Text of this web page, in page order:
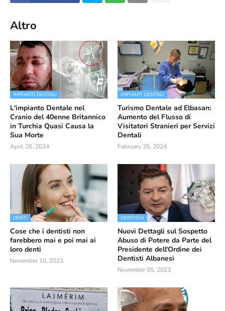
Altro
IMPIANTI DENTALI
L'impianto Dentale nel
Cranio del 40enne Britannico
in Turchia Quasi Causa la
Sua Morte
April 26, 2024
IMPIANTI DENTALI
Turismo Dentale ad Elbasan:
Aumento del Flusso di
Visitatori Stranieri per Servizi
Dentali
February 25, 2024
DENTI
Cose che i dentisti non
farebbero mai e poi mai ai
loro denti
November 10, 2023
DENTISTA
Nuovi Dettagli sul Sospetto
Abuso di Potere da Parte del
Presidente dell'Ordine dei
Dentisti Albanesi
November 05, 2023